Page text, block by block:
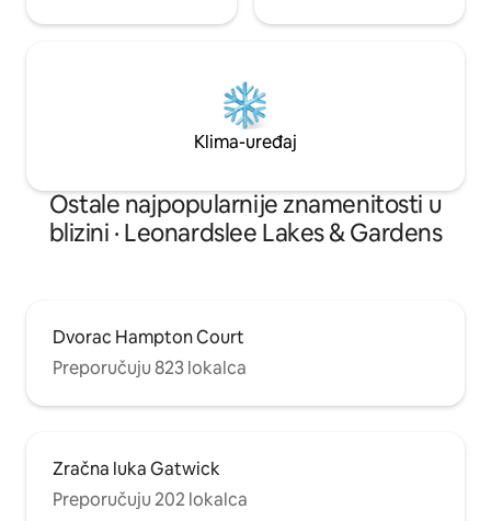
Leonardslee i South Lodge lako se može
Klima-uređaj
Ostale najpopularnije znamenitosti u
blizini · Leonardslee Lakes & Gardens
Dvorac Hampton Court
Preporučuju 823 lokalca
Zračna luka Gatwick
Preporučuju 202 lokalca